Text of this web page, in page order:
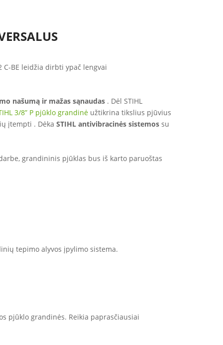
C-BE leidžia dirbti ypač lengvai
našumą ir mažas sąnaudas . Dėl STIHL
3/8” P pjūklo grandinė užtikrina tikslius pjūvius
įtempti . Dėka STIHL antivibracinės sistemos su
grandininis pjūklas bus iš karto paruoštas
tepimo alyvos įpylimo sistema.
pjūklo grandinės. Reikia paprasčiausiai